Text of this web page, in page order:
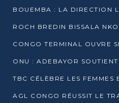
ONU : ADEBAYOR